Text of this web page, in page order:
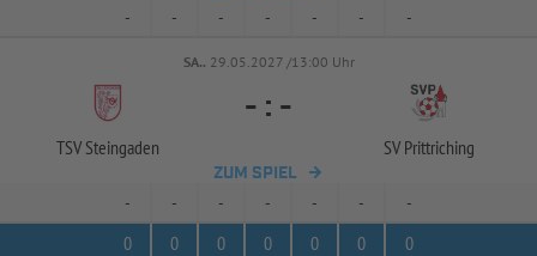
- - - - - - -
SA.. 29.05.2027 /13:00 Uhr
TSV Steingaden
- : -
SV Prittriching
ZUM SPIEL
- - - - - -
-
0
0 0 0 0 0 0